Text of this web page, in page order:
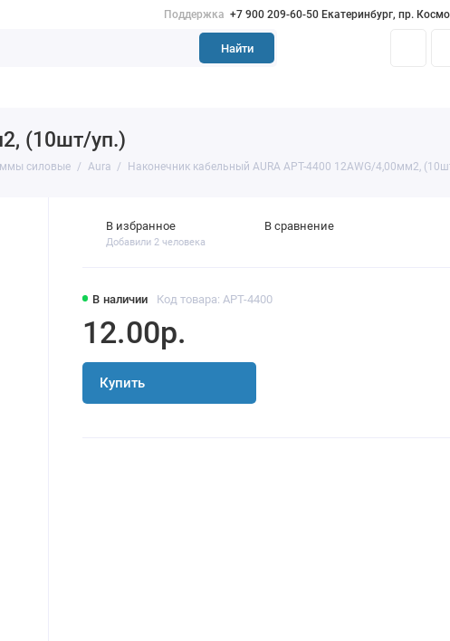
Поддержка +7 900 209-60-50 Екатеринбург, пр.
Найти
(10шт/уп.)
силовые Aura Наконечник кабельный AURA APT-4400 12AWG/4,00мм2,
В наличии Код товара: APT-4400
12.00р.
Купить
В избранное
Добавили 2 человека
В сравнение